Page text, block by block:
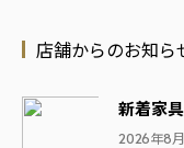
店舗からのお知ら
新着家
2026年8